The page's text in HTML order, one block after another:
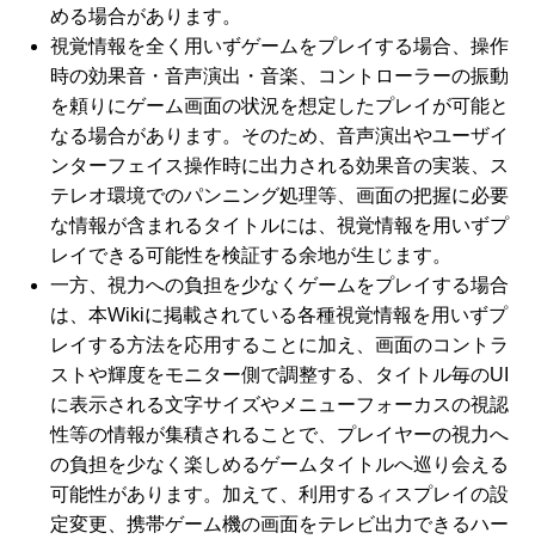
める場合があります。
視覚情報を全く用いずゲームをプレイする場合、操作
時の効果音・音声演出・音楽、コントローラーの振動
を頼りにゲーム画面の状況を想定したプレイが可能と
なる場合があります。そのため、音声演出やユーザイ
ンターフェイス操作時に出力される効果音の実装、ス
テレオ環境でのパンニング処理等、画面の把握に必要
な情報が含まれるタイトルには、視覚情報を用いずプ
レイできる可能性を検証する余地が生じます。
一方、視力への負担を少なくゲームをプレイする場合
は、本Wikiに掲載されている各種視覚情報を用いずプ
レイする方法を応用することに加え、画面のコントラ
ストや輝度をモニター側で調整する、タイトル毎のUI
に表示される文字サイズやメニューフォーカスの視認
性等の情報が集積されることで、プレイヤーの視力へ
の負担を少なく楽しめるゲームタイトルへ巡り会える
可能性があります。加えて、利用するィスプレイの設
定変更、携帯ゲーム機の画面をテレビ出力できるハー